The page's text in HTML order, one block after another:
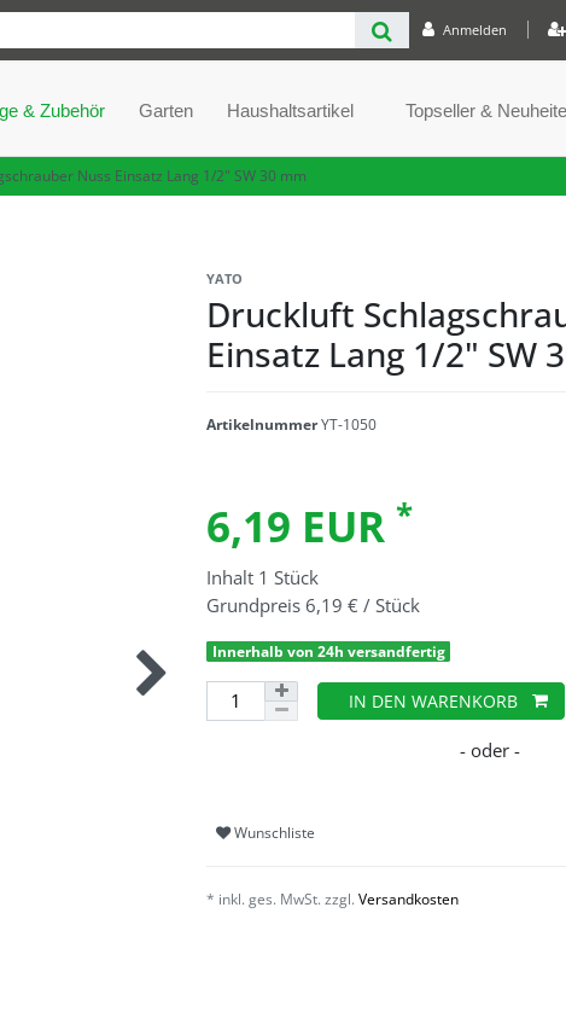
Anmelden
& Zubehör Garten Haushaltsartikel Topseller &
Nuss Einsatz Lang 1/2" SW 30 mm
YATO
Druckluft
Einsatz Lang 1/2" SW
ArtikelnummerYT-1050
6,19 EUR *
Inhalt 1 Stück
Grundpreis6,19 € / Stück
Innerhalb von 24h versandfertig
IN DEN WARENKORB
Wunschliste
* inkl. ges. MwSt. zzgl. Versandkosten